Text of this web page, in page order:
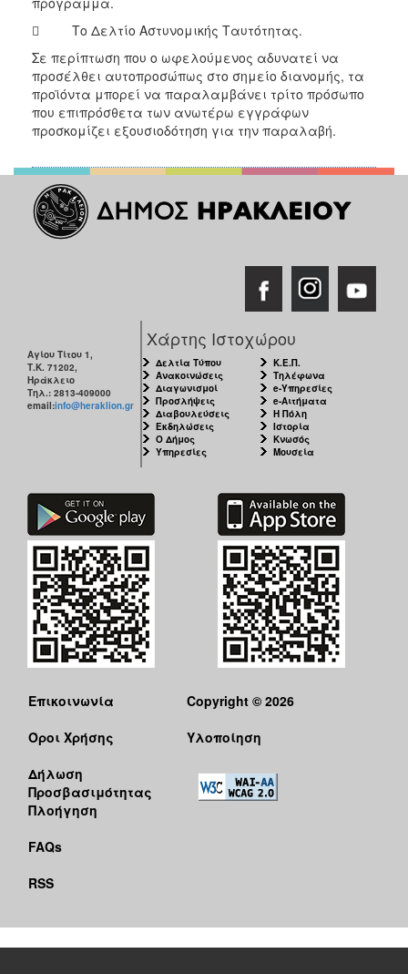
 Το Δελτίο Αστυνομικής Ταυτότητας.
Σε περίπτωση που ο ωφελούμενος αδυνατεί να
προσέλθει αυτοπροσώπως στο σημείο διανομής, τα
προϊόντα μπορεί να παραλαμβάνει τρίτο πρόσωπο
που επιπρόσθετα των ανωτέρω εγγράφων
προσκομίζει εξουσιοδότηση για την παραλαβή.
Αγίου Τίτου 1,
Τ.Κ. 71202,
Ηράκλειο
Τηλ.: 2813-409000
email:info@heraklion.gr
Χάρτης Ιστοχώρου
Δελτία Τύπου
Ανακοινώσεις
Διαγωνισμοί
Προσλήψεις
Διαβουλεύσεις
Εκδηλώσεις
Ο Δήμος
Υπηρεσίες
Κ.Ε.Π.
Τηλέφωνα
e-Υπηρεσίες
e-Αιτήματα
Η Πόλη
Ιστορία
Κνωσός
Μουσεία
Επικοινωνία
Όροι Χρήσης
Δήλωση
Προσβασιμότητας
Πλοήγηση
FAQs
RSS
Copyright © 2026
Υλοποίηση